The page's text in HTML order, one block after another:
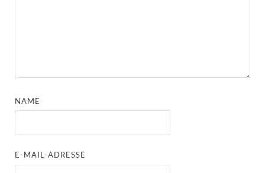
NAME
E-MAIL-ADRESSE